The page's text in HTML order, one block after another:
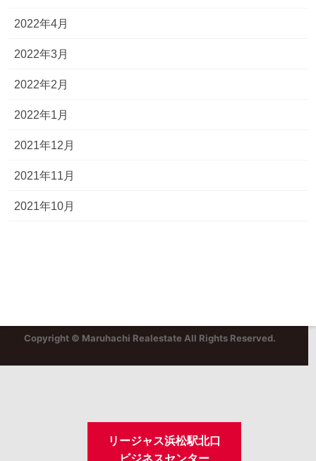
2022年4月
2022年3月
2022年2月
2022年1月
2021年12月
2021年11月
2021年10月
Copyright © Maruhachi Realestate All Rights Reserved.
リージャス浜松駅北口
ビジネスセンター